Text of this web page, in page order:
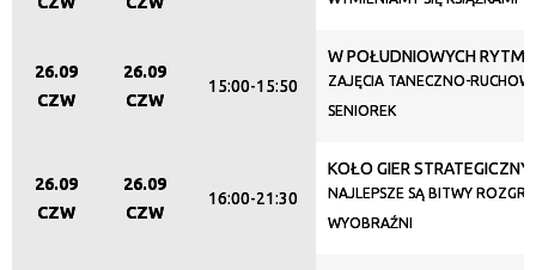
Miejsce
Organizator
26.09
CZW
26.09
CZW
15:00-15:50
W POŁUDNIOWYCH
ZAJĘCIA TANECZNO-
SENIOREK
26.09
CZW
26.09
CZW
16:00-21:30
KOŁO GIER
NAJLEPSZE SĄ BITWY
WYOBRAŹNI